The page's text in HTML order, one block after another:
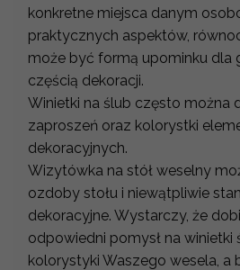
konkretne miejsca danym
praktycznych aspektów,
może być formą upominku dla
częścią dekoracji.
Winietki na ślub często można
zaproszeń oraz kolorystki
dekoracyjnych.
Wizytówka na stół weselny
ozdoby stołu i niewątpliwie
dekoracyjne. Wystarczy, że
odpowiedni pomysł na winietki
kolorystyki Waszego wesela, a